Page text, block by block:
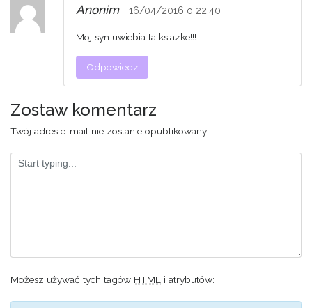
Anonim 16/04/2016 o 22:40
Moj syn uwiebia ta ksiazke!!!
Odpowiedz
Zostaw komentarz
Twój adres e-mail nie zostanie opublikowany.
Możesz używać tych tagów HTML i atrybutów: